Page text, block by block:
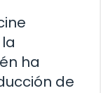
ha
de